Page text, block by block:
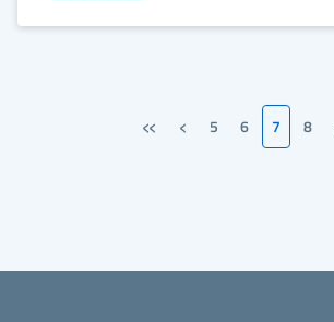
«Prima pagina
‹Pagina precedente
5 6 7 8